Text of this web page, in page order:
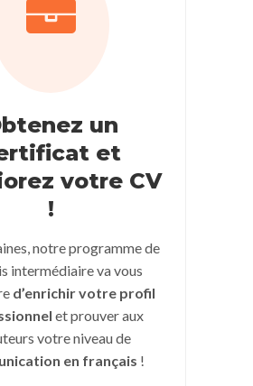
un
et
votre CV
!
notre programme de
intermédiaire va vous
d’enrichir votre profil
et prouver aux
votre niveau de
en français !